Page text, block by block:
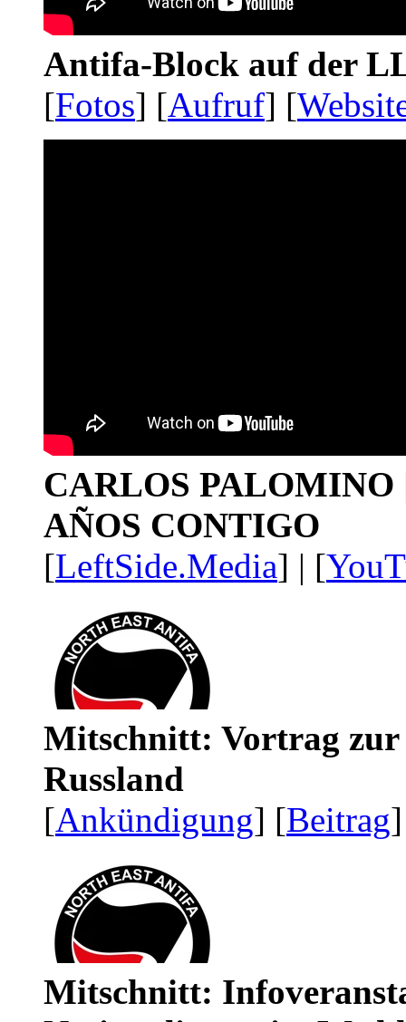
Antifa-Block auf der
[Fotos] [Aufruf] [
CARLOS PALOMINO
AÑOS CONTIGO
[LeftSide.Media] | [
Mitschnitt: Vortrag zur
Russland
[Ankündigung] [Beitrag
Mitschnitt: